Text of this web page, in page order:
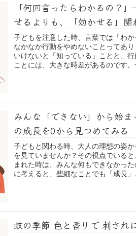
「何回言ったらわかるの？
せるよりも、「効かせる」関
子どもを注意した時、言葉では「わか
なかなか行動をやめないことってあ
いけないと「知っている」ことと、行
ことには、大きな時差があるのです
みんな「できない」から始
の成長を0から見つめてみる
子どもと関わる時、大人の理想の姿
を見ていませんか？その視点でいる
まれた時は、みんな何もできなかっ
に考えると、些細なことでも「成長
蚊の季節 色と香りで 刺され